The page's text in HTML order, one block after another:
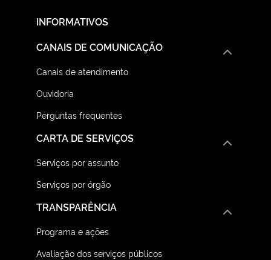
INFORMATIVOS
CANAIS DE COMUNICAÇÃO
Canais de atendimento
Ouvidoria
Perguntas frequentes
CARTA DE SERVIÇOS
Serviços por assunto
Serviços por órgão
TRANSPARÊNCIA
Programa e ações
Avaliação dos serviços públicos